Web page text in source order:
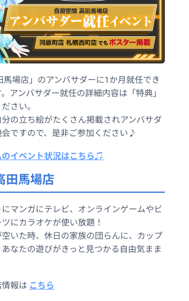
馬場店」のアンバサダーに1か月就任でき
アンバサダー就任の詳細内容は「特典」
さい。
分の立ち絵がたくさん掲載されアンバサダ
ですので、是非ご参加ください♪
イベント状況はこちら♫
田馬場店
マンガにテレビ、オンラインゲームやビ
にカラオケが使い放題！
いた時、休日の家族の団らんに、カップ
なたの遊びがきっと見つかる自由気まま
報は こちら